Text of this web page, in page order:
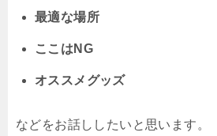
最適な場所
ここはNG
オススメグッズ
などをお話ししたいと思います。